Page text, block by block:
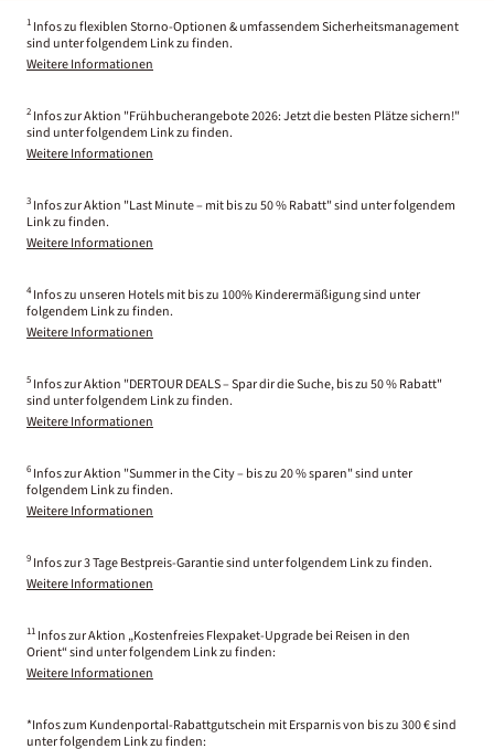
1 Infos zu flexiblen Storno-Optionen & umfassendem Sicherheitsmanagement
sind unter folgendem Link zu finden.
Weitere Informationen
2 Infos zur Aktion "Frühbucherangebote 2026: Jetzt die besten Plätze sichern!"
sind unter folgendem Link zu finden.
Weitere Informationen
3 Infos zur Aktion "Last Minute – mit bis zu 50 % Rabatt" sind unter folgendem
Link zu finden.
Weitere Informationen
4 Infos zu unseren Hotels mit bis zu 100% Kinderermäßigung sind unter
folgendem Link zu finden.
Weitere Informationen
5 Infos zur Aktion "DERTOUR DEALS – Spar dir die Suche, bis zu 50 % Rabatt"
sind unter folgendem Link zu finden.
Weitere Informationen
6 Infos zur Aktion "Summer in the City – bis zu 20 % sparen" sind unter
folgendem Link zu finden.
Weitere Informationen
9 Infos zur 3 Tage Bestpreis-Garantie sind unter folgendem Link zu finden.
Weitere Informationen
11 Infos zur Aktion „Kostenfreies Flexpaket-Upgrade bei Reisen in den
Orient“ sind unter folgendem Link zu finden:
Weitere Informationen
*Infos zum Kundenportal-Rabattgutschein mit Ersparnis von bis zu 300 € sind
unter folgendem Link zu finden: